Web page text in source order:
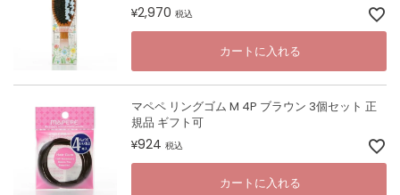
¥2,970 税込
カートに入れる
マペペ リングゴム M 4P ブラウン 3個セット 正
規品 ギフト可
¥924 税込
カートに入れる